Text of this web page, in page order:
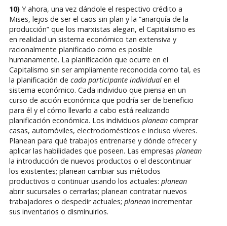
10)Y ahora, una vez dándole el respectivo crédito a
Mises, lejos de ser el caos sin plan y la “anarquía de la
producción” que los marxistas alegan, el Capitalismo es
en realidad un sistema económico tan extensiva y
racionalmente planificado como es posible
humanamente. La planificación que ocurre en el
Capitalismo sin ser ampliamente reconocida como tal, es
la planificación de cada participante individualen el
sistema económico. Cada individuo que piensa en un
curso de acción económica que podría ser de beneficio
para él y el cómo llevarlo a cabo está realizando
planificación económica. Los individuos planeancomprar
casas, automóviles, electrodomésticos e incluso víveres.
Planean para qué trabajos entrenarse y dónde ofrecer y
aplicar las habilidades que poseen. Las empresas planean
la introducción de nuevos productos o el descontinuar
los existentes; planean cambiar sus métodos
productivos o continuar usando los actuales: planean
abrir sucursales o cerrarlas; planean contratar nuevos
trabajadores o despedir actuales; planeanincrementar
sus inventarios o disminuirlos.